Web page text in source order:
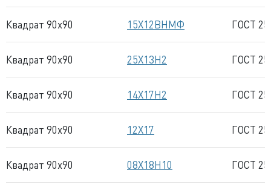
Квадрат 90x90 15Х12ВНМФ ГОСТ
Квадрат 90x90 25Х13Н2 ГОСТ
Квадрат 90x90 14Х17Н2 ГОСТ
Квадрат 90x90 12Х17 ГОСТ
Квадрат 90x90 08Х18Н10 ГОСТ